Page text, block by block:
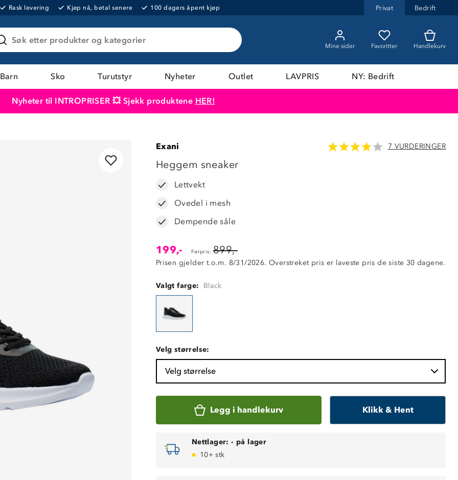
Rask levering Kjøp nå, betal senere 100 dagers åpent kjøp Privat Bedrift
Søk etter produkter og kategorier
Mine sider Favoritter Handlekurv
Barn Sko Turutstyr Nyheter Outlet LAVPRIS NY: Bedrift
Nyheter til INTROPRISER 💥 Sjekk produktene HER!
Exani 7 VURDERINGER
Heggem sneaker
Lettvekt
Ovedel i mesh
Dempende såle
199,- Førpris: 899,-
Prisen gjelder t.o.m. 8/31/2026. Overstreket pris er laveste pris de siste 30 dagene.
Valgt farge: Black
Velg størrelse:
Velg størrelse
Legg i handlekurv Klikk & Hent
Nettlager: - på lager
10+ stk